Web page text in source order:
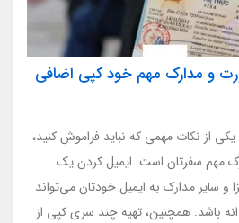
و مدارک مهم خود کپی اضافی
یکی از نکات مهمی که نباید فراموش کنید،
مهم سفرتان است. ایمیل کردن یک
و سایر مدارک به ایمیل خودتان می‌تواند
باشد. همچنین، تهیه چند سری کپی از